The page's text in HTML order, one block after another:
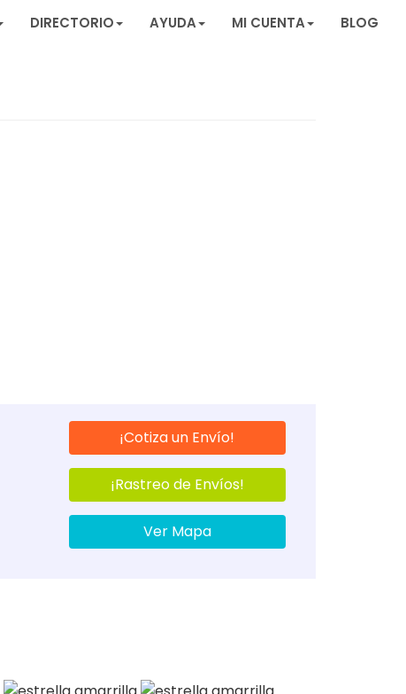
DIRECTORIO AYUDA MI CUENTA BLOG
¡Cotiza un Envío!
¡Rastreo de Envíos!
Ver Mapa